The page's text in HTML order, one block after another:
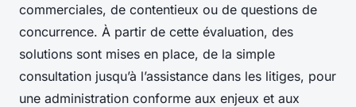
commerciales, de contentieux ou de questions de
concurrence. À partir de cette évaluation, des
solutions sont mises en place, de la simple
consultation jusqu’à l’assistance dans les litiges, pour
une administration conforme aux enjeux et aux